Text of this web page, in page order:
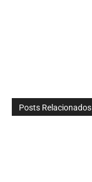
Posts Relacionados